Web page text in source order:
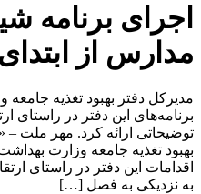
اجرای برنامه
مدارس از
مدیرکل دفتر بهبود تغذیه
برنامه‌های این دفتر در راستای
توضیحاتی ارائه کرد. مهر ملت –
بهبود تغذیه جامعه وزارت
اقدامات این دفتر در راستای
به نزدیکی به فصل […]